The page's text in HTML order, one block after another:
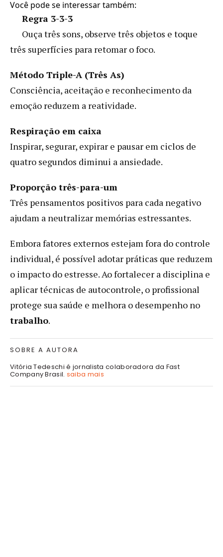
Você pode se interessar também:
Regra 3-3-3
Ouça três sons, observe três objetos e toque
três superfícies para retomar o foco.
Método Triple-A (Três As)
Consciência, aceitação e reconhecimento da
emoção reduzem a reatividade.
Respiração em caixa
Inspirar, segurar, expirar e pausar em ciclos de
quatro segundos diminui a ansiedade.
Proporção três-para-um
Três pensamentos positivos para cada negativo
ajudam a neutralizar memórias estressantes.
Embora fatores externos estejam fora do controle
individual, é possível adotar práticas que reduzem
o impacto do estresse. Ao fortalecer a disciplina e
aplicar técnicas de autocontrole, o profissional
protege sua saúde e melhora o desempenho no
trabalho.
SOBRE A AUTORA
Vitória Tedeschi é jornalista colaboradora da Fast
Company Brasil. saiba mais